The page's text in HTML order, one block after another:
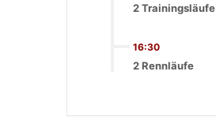
2 Trainingsläufe
16:30
2 Rennläufe